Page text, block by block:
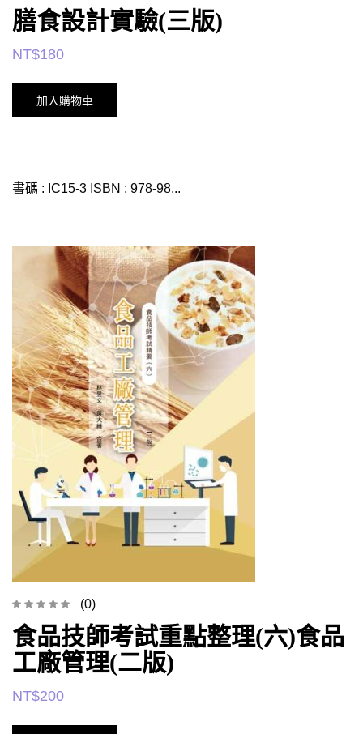
膳食設計實驗(三版)
NT$180
加入購物車
書碼 : IC15-3 ISBN : 978-98...
(0)
食品技師考試重點整理(六)食品
工廠管理(二版)
NT$200